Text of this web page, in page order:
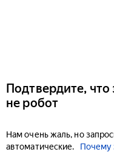
Подтвердите, что
не робот
Нам очень жаль, но
автоматические.
Почему